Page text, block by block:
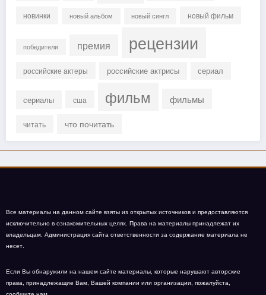
новинки новый альбом новый сингл новый фильм
победители премия рецензии
российские актеры российские актрисы сериал
сериалы сша фильм фильмы
читать что почитать
Все материалы на данном сайте взяты из открытых источников и предоставляются
исключительно в ознакомительных целях. Права на материалы принадлежат их
владельцам. Администрация сайта ответственности за содержание материала не
несет.
Если Вы обнаружили на нашем сайте материалы, которые нарушают авторские
права, принадлежащие Вам, Вашей компании или организации, пожалуйста,